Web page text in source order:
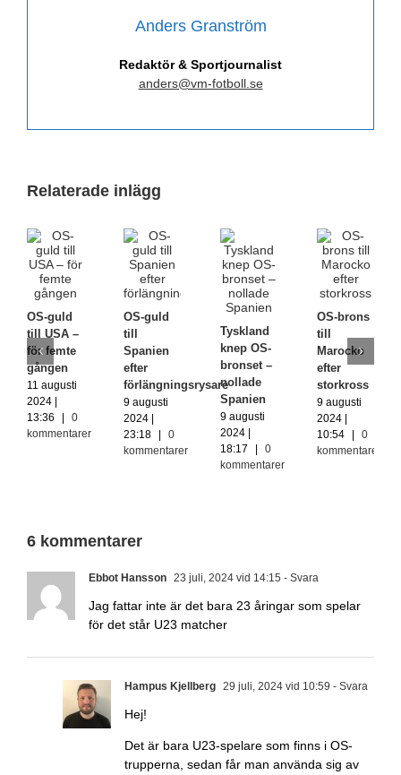
Anders Granström
Redaktör & Sportjournalist
anders@vm-fotboll.se
Relaterade inlägg
OS-guld
till USA –
för femte
gången
11 augusti
2024 |
13:36
0
kommentarer
OS-guld
till
Spanien
efter
förlängningsrysare
9 augusti
2024 |
23:18
0
kommentarer
Tyskland
knep OS-
bronset –
nollade
Spanien
9 augusti
2024 |
18:17
0
kommentarer
OS-brons
till
Marocko
efter
storkross
9 augusti
2024 |
10:54
0
kommentarer
6 kommentarer
Ebbot Hansson 23 juli, 2024 vid 14:15 - Svara
Jag fattar inte är det bara 23 åringar som spelar
för det står U23 matcher
Hampus Kjellberg 29 juli, 2024 vid 10:59 - Svara
Hej!
Det är bara U23-spelare som finns i OS-
trupperna, sedan får man använda sig av